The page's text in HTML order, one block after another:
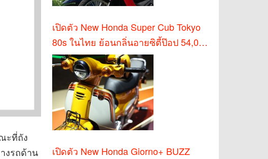
ะที่ถัง
งรถด้าน
เปิดตัว New Honda Super Cub Tokyo
80s ในไทย ย้อนกลิ่นอายซิตี้ป๊อป 54,000
บาท
เปิดตัว New Honda Giorno+ BUZZ